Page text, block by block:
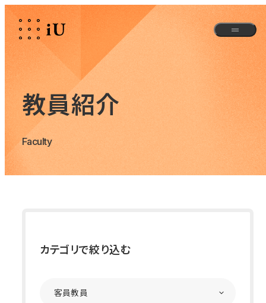
教員紹介
Faculty
カテゴリで絞り込む